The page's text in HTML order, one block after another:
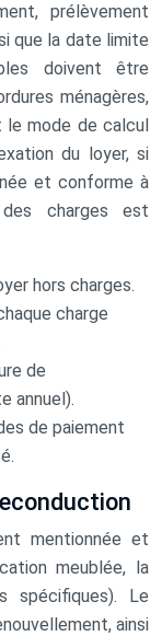
prélèvement
que la date limite
doivent être
ménagères,
le mode de calcul
du loyer, si
et conforme à
charges est
hors charges.
charge
de
annuel).
de paiement
mentionnée et
meublée, la
spécifiques). Le
ainsi